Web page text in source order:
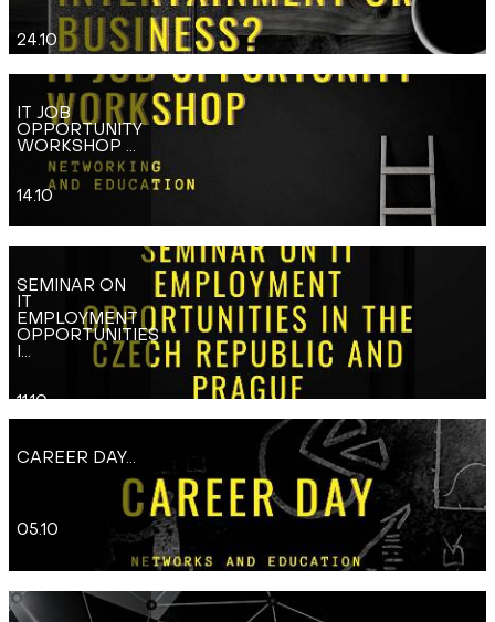
24.10
IT JOB
OPPORTUNITY
WORKSHOP ...
14.10
SEMINAR ON
EMPLOYMENT
OPPORTUNITIES
I...
11.10
CAREER DAY...
05.10